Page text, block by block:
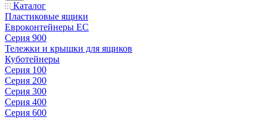
Каталог
Пластиковые ящики
Евроконтейнеры ЕС
Серия 900
Тележки и крышки для ящиков
Куботейнеры
Серия 100
Серия 200
Серия 300
Серия 400
Серия 600